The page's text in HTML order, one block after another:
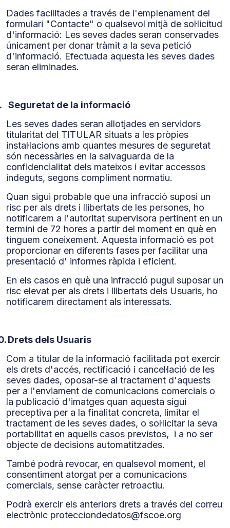
Dades facilitades a través de l'emplenament del
formulari "Contacte" o qualsevol mitjà de sol·licitud
d'informació: Les seves dades seran conservades
únicament per donar tràmit a la seva petició
d'informació. Efectuada aquesta les seves dades
seran eliminades.
Seguretat de la informació
Les seves dades seran allotjades en servidors
titularitat del TITULAR situats a les pròpies
instal·lacions amb quantes mesures de seguretat
són necessàries en la salvaguarda de la
confidencialitat dels mateixos i evitar accessos
indeguts, segons compliment normatiu.
Quan sigui probable que una infracció suposi un
risc per als drets i llibertats de les persones, ho
notificarem a l'autoritat supervisora pertinent en un
termini de 72 hores a partir del moment en què en
tinguem coneixement. Aquesta informació es pot
proporcionar en diferents fases per facilitar una
presentació d' informes ràpida i eficient.
En els casos en què una infracció pugui suposar un
risc elevat per als drets i llibertats dels Usuaris, ho
notificarem directament als interessats.
Drets dels Usuaris
Com a titular de la informació facilitada pot exercir
els drets d'accés, rectificació i cancel·lació de les
seves dades, oposar-se al tractament d'aquests
per a l'enviament de comunicacions comercials o
la publicació d'imatges quan aquesta sigui
preceptiva per a la finalitat concreta, limitar el
tractament de les seves dades, o sol·licitar la seva
portabilitat en aquells casos previstos, i a no ser
objecte de decisions automatitzades.
També podrà revocar, en qualsevol moment, el
consentiment atorgat per a comunicacions
comercials, sense caràcter retroactiu.
Podrà exercir els anteriors drets a través del correu
electrònic protecciondedatos@fscoe.org